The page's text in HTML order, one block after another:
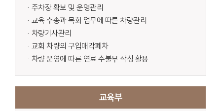
·주차장 확보 및 운영관리
·교육 수송과 목회 업무에 따른 차량관리
·차량기사관리
·교회 차량의 구입매각폐차
·차량 운영에 따른 연료 수불부 작성 활용
교육부